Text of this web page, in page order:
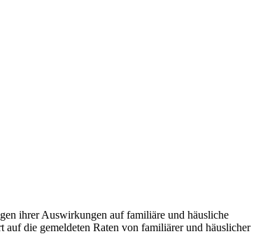
ihrer Auswirkungen auf familiäre und häusliche
die gemeldeten Raten von familiärer und häuslicher